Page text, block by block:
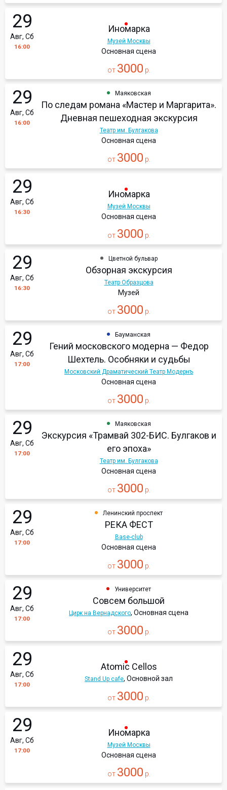
29
Авг, Сб
16:00
Иномарка
Музей Москвы
Основная сцена
от 3000 р.
29
Авг, Сб
16:00
Маяковская
По следам романа «Мастер и Маргарита».
Дневная пешеходная экскурсия
Театр им. Булгакова
Основная сцена
от 3000 р.
29
Авг, Сб
16:30
Иномарка
Музей Москвы
Основная сцена
от 3000 р.
29
Авг, Сб
16:30
Цветной бульвар
Обзорная экскурсия
Театр Образцова
Музей
от 3000 р.
29
Авг, Сб
17:00
Бауманская
Гений московского модерна — Федор
Шехтель. Особняки и судьбы
Московский Драматический Театр Модернъ
Основная сцена
от 3000 р.
29
Авг, Сб
17:00
Маяковская
Экскурсия «Трамвай 302-БИС. Булгаков и
его эпоха»
Театр им. Булгакова
Основная сцена
от 3000 р.
29
Авг, Сб
17:00
Ленинский проспект
РЕКА ФЕСТ
Base-club
Основная сцена
от 3000 р.
29
Авг, Сб
17:00
Университет
Совсем большой
Цирк на Вернадского, Основная сцена
от 3000 р.
29
Авг, Сб
17:00
Atomic Cellos
Stand Up cafe, Основной зал
от 3000 р.
29
Авг, Сб
17:00
Иномарка
Музей Москвы
Основная сцена
от 3000 р.